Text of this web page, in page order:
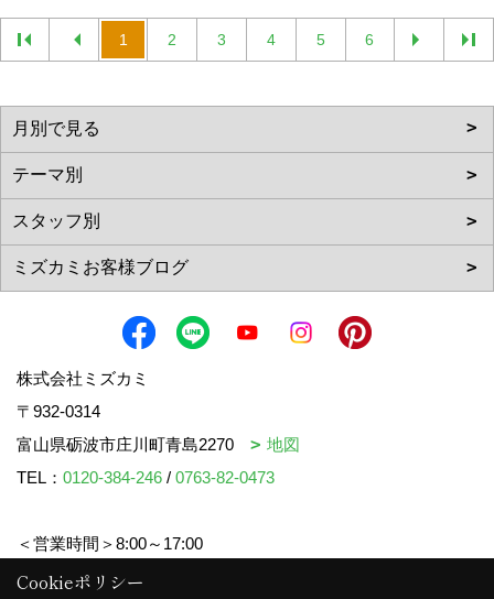
1 2 3 4 5 6
株式会社ミズカミ
〒932-0314
富山県砺波市庄川町青島2270
地図
TEL： 0120-384-246 / 0763-82-0473
＜営業時間＞8:00～17:00
＜定休日＞水曜日・祝日
Cookieポリシー